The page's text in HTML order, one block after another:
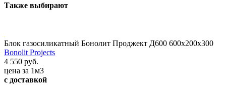
Также выбирают
Блок газосиликатный Бонолит Проджект Д600 600х200х300
Bonolit Projects
4 550 руб.
цена за 1м3
с доставкой